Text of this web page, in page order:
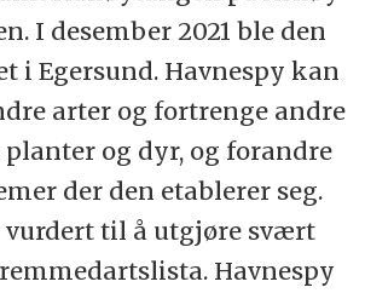
I desember 2021 ble den
i Egersund. Havnespy kan
arter og fortrenge andre
og dyr, og forandre
der den etablerer seg.
vurdert til å utgjøre svært
Havnespy